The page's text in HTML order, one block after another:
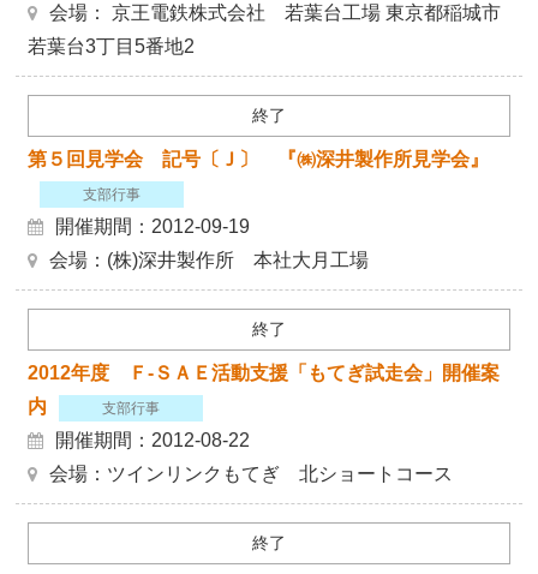
会場： 京王電鉄株式会社 若葉台工場 東京都稲城市
若葉台3丁目5番地2
終了
第５回見学会 記号〔Ｊ〕 『㈱深井製作所見学会』
支部行事
開催期間：2012-09-19
会場：(株)深井製作所 本社大月工場
終了
2012年度 Ｆ-ＳＡＥ活動支援「もてぎ試走会」開催案
内
支部行事
開催期間：2012-08-22
会場：ツインリンクもてぎ 北ショートコース
終了